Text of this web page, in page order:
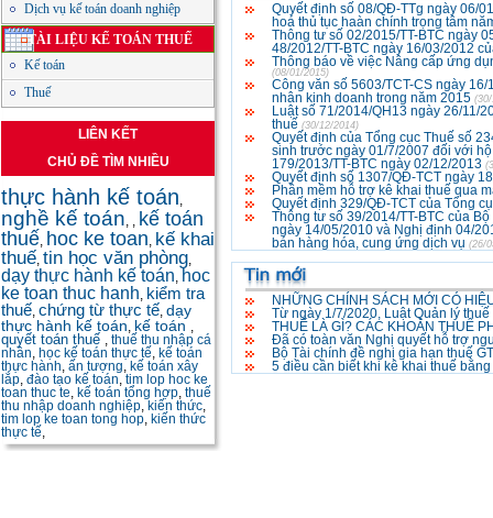
Dịch vụ kế toán doanh nghiệp
TÀI LIỆU KẾ TOÁN THUẾ
Kế toán
Thuế
LIÊN KẾT
CHỦ ĐỀ TÌM NHIỀU
thực hành kế toán,
nghề kế toán, , kế toán
thuế, hoc ke toan, kế khai
thuế, tin học văn phòng,
dạy thực hành kế toán, hoc
ke toan thuc hanh, kiểm tra
thuế, chứng từ thực tế, dạy
thực hành kế toán, kế toán ,
quyết toán thuế , thuế thu nhập cá
nhân, học kế toán thực tế, kế toán
thực hành, ấn tượng, kế toán xây
lắp, đào tạo kế toán, tim lop hoc ke
toan thuc te, kế toán tổng hợp, thuế
thu nhập doanh nghiệp, kiến thức,
tim lop ke toan tong hop, kiến thức
thực tế,
Quyết định số 08/QĐ-TTg ngày 06/
hoá thủ tục haàn chính trọng tâm
Thông tư số 02/2015/TT-BTC ngày
48/2012/TT-BTC ngày 16/03/2012
Thông báo về việc Nâng cấp ứng
(08/01/2015)
Công văn số 5603/TCT-CS ngày
nhân kinh doanh trong năm 2015
Luật số 71/2014/QH13 ngày 26/11/
thuế (30/12/2014)
Quyết định của Tổng cục Thuế số
sinh trước ngày 01/7/2007 đối với
179/2013/TT-BTC ngày 02/12/2013
Quyết định số 1307/QĐ-TCT ngày
Phần mềm hỗ trợ kê khai thuế qua
Quyết định 329/QĐ-TCT của Tổng
Thông tư số 39/2014/TT-BTC của
ngày 14/05/2010 và Nghị định 04/
bán hàng hóa, cung ứng dịch vụ (26/
NHỮNG CHÍNH SÁCH MỚI CÓ
Từ ngày 1/7/2020, Luật Quản lý
THUẾ LÀ GÌ? CÁC KHOẢN THUẾ
Đã có toàn văn Nghị quyết hỗ trợ
Bộ Tài chính đề nghị gia hạn thuế
5 điều cần biết khi kê khai thuế